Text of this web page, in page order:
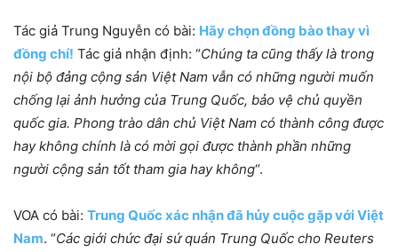
Tác giả Trung Nguyễn có bài: Hãy chọn đồng bào thay vì
đồng chí! Tác giả nhận định: “Chúng ta cũng thấy là trong
nội bộ đảng cộng sản Việt Nam vẫn có những người muốn
chống lại ảnh hưởng của Trung Quốc, bảo vệ chủ quyền
quốc gia. Phong trào dân chủ Việt Nam có thành công được
hay không chính là có mời gọi được thành phần những
người cộng sản tốt tham gia hay không“.
VOA có bài: Trung Quốc xác nhận đã hủy cuộc gặp với Việt
Nam. “Các giới chức đại sứ quán Trung Quốc cho Reuters